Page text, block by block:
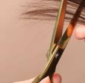
Eventos Corporativos
El Cronista Studio
abre en nueva pestaña